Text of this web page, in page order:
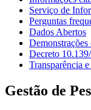
Serviço de
Perguntas
Dados Abertos
Demonstrações
Decreto
Transparência
Gestão de